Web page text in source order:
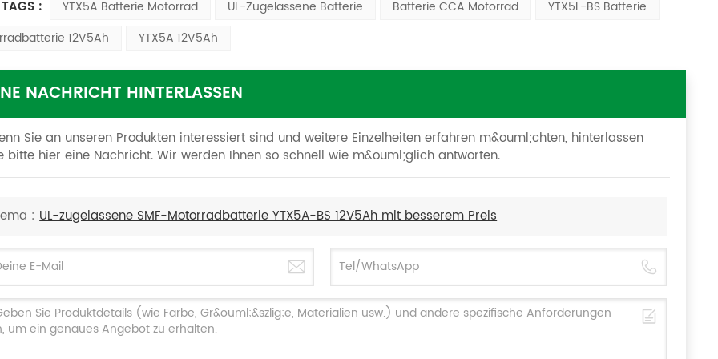
TAGS : YTX5A Batterie Motorrad UL-Zugelassene Batterie Batterie CCA Motorrad
YTX5L-BS Batterie
12V5Ah
YTX5A 12V5Ah
NACHRICHT HINTERLASSEN
Sie an unseren Produkten interessiert sind und weitere Einzelheiten erfahren m&ouml;chten, hinterlassen
bitte hier eine Nachricht. Wir werden Ihnen so schnell wie m&ouml;glich antworten.
:UL-zugelassene SMF-Motorradbatterie YTX5A-BS 12V5Ah mit besserem Preis